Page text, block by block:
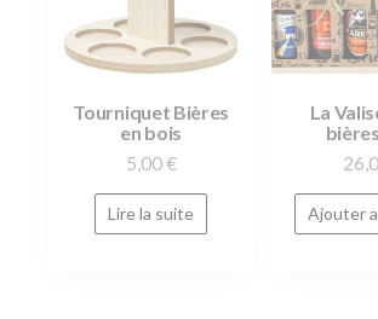
Tourniquet Bières
en bois
5,00 €
Lire la suite
La
Ajouter